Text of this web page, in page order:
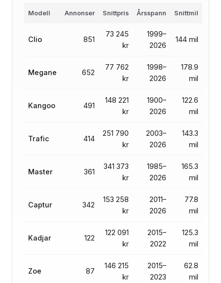
Modell Annonser Snittpris Årsspann Snittmil
Clio 851
73 245
kr
1999–
2026
144 mil
Megane 652
77 762
kr
1998–
2026
178.9
mil
Kangoo 491
148 221
kr
1900–
2026
122.6
mil
Trafic 414
251 790
kr
2003–
2026
143.3
mil
Master 361
341 373
kr
1985–
2026
165.3
mil
Captur 342
153 258
kr
2011–
2026
77.8
mil
Kadjar 122
122 091
kr
2015–
2022
125.3
mil
Zoe 87
146 215
kr
2015–
2023
62.8
mil